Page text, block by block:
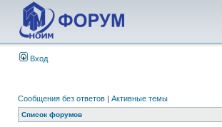
Вход
Сообщения без ответов | Активные темы
Список форумов